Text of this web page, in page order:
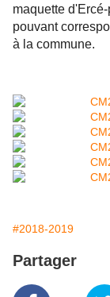
maquette
pouvant
à la commune.
#2018-2019
Partager